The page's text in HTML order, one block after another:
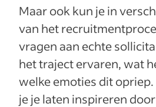
Maar ook kun je in
van het
vragen aan echte
het traject ervaren, wat
welke emoties dit
je je laten inspireren